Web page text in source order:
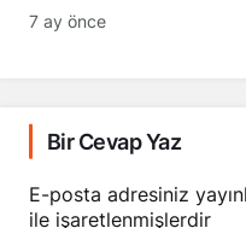
7 ay önce
Bir Cevap Yaz
E-posta adresiniz
ile işaretlenmişlerdir